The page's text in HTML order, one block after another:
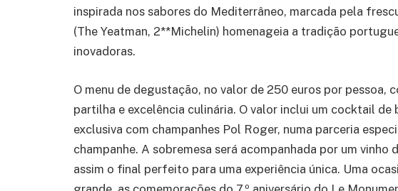
inspirada nos sabores do Mediterrâneo, marcada pela
(The Yeatman, 2**Michelin) homenageia a tradição
inovadoras.
O menu de degustação, no valor de 250 euros por pessoa,
partilha e excelência culinária. O valor inclui um cocktail de
exclusiva com champanhes Pol Roger, numa parceria
champanhe. A sobremesa será acompanhada por um vinho
assim o final perfeito para uma experiência única. Uma